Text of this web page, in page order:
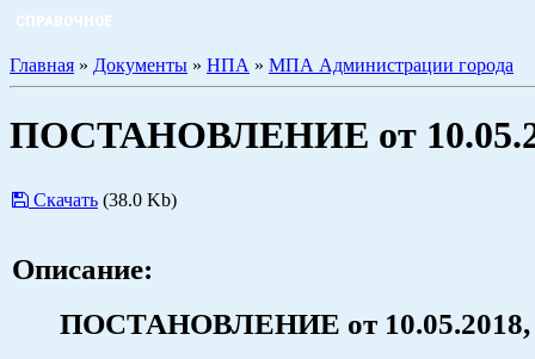
СПРАВОЧНОЕ
Главная » Документы » НПА » МПА Администрации города
ПОСТАНОВЛЕНИЕ от
Скачать (38.0 Kb)
Описание:
ПОСТАНОВЛЕНИЕ от